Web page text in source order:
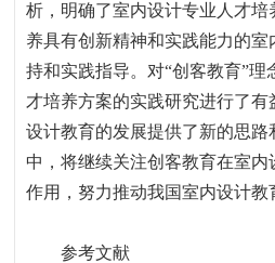
析，明确了室内设计专业人才
养具有创新精神和实践能力的
持和实践指导。对“创客教育”理
才培养方案的实践研究进行了
设计教育的发展提供了新的思路
中，将继续关注创客教育在室
作用，努力推动我国室内设计教
参考文献